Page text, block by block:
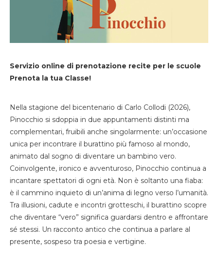
Servizio online di prenotazione recite per le scuole
Prenota la tua Classe!
Nella stagione del bicentenario di Carlo Collodi (2026),
Pinocchio si sdoppia in due appuntamenti distinti ma
complementari, fruibili anche singolarmente: un’occasione
unica per incontrare il burattino più famoso al mondo,
animato dal sogno di diventare un bambino vero.
Coinvolgente, ironico e avventuroso, Pinocchio continua a
incantare spettatori di ogni età. Non è soltanto una fiaba:
è il cammino inquieto di un’anima di legno verso l’umanità.
Tra illusioni, cadute e incontri grotteschi, il burattino scopre
che diventare “vero” significa guardarsi dentro e affrontare
sé stessi. Un racconto antico che continua a parlare al
presente, sospeso tra poesia e vertigine.